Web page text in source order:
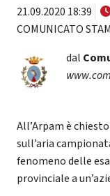
21.09.2020 18:39
COMUNICATO
dal
All’Arpam è
sull’aria
fenomeno delle
provinciale a